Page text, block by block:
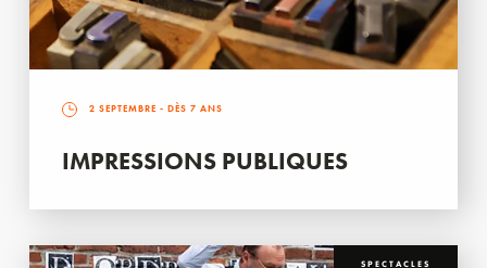
2 SEPTEMBRE - DÈS 7 ANS
IMPRESSIONS PUBLIQUES
SPECTACLES